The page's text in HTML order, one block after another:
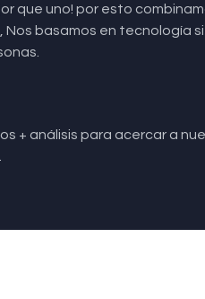
que uno! por esto
Nos basamos en tecnología
+ análisis para acercar a